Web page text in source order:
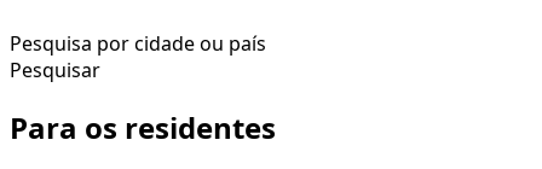
Pesquisa por cidade ou país
Pesquisar
Para os residentes